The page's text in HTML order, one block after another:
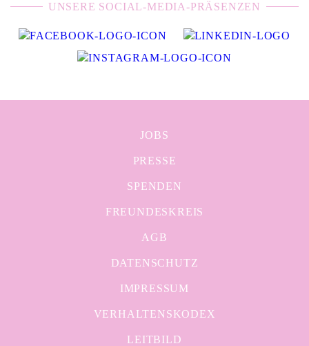
UNSERE SOCIAL-MEDIA-PRÄSENZEN
JOBS
PRESSE
SPENDEN
FREUNDESKREIS
AGB
DATENSCHUTZ
IMPRESSUM
VERHALTENSKODEX
LEITBILD